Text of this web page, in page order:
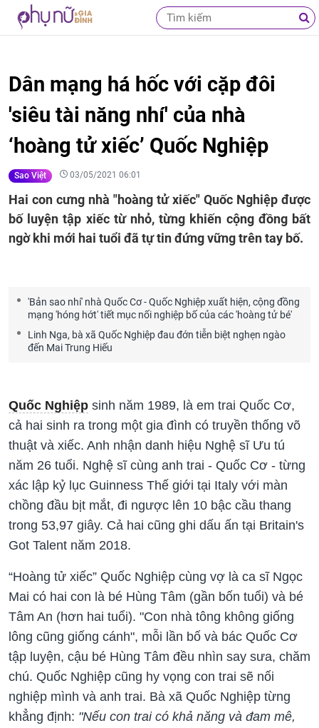
Dân mạng há hốc với cặp đôi
'siêu tài năng nhí' của nhà
‘hoàng tử xiếc’ Quốc Nghiệp
Sao Việt 03/05/2021 06:01
Hai con cưng nhà "hoàng tử xiếc" Quốc Nghiệp được
bố luyện tập xiếc từ nhỏ, từng khiến cộng đồng bất
ngờ khi mới hai tuổi đã tự tin đứng vững trên tay bố.
'Bản sao nhí' nhà Quốc Cơ - Quốc Nghiệp xuất hiện, cộng đồng
mạng 'hóng hớt' tiết mục nối nghiệp bố của các 'hoàng tử bé'
Linh Nga, bà xã Quốc Nghiệp đau đớn tiễn biệt nghẹn ngào
đến Mai Trung Hiếu
Quốc Nghiệp sinh năm 1989, là em trai Quốc Cơ,
cả hai sinh ra trong một gia đình có truyền thống võ
thuật và xiếc. Anh nhận danh hiệu Nghệ sĩ Ưu tú
năm 26 tuổi. Nghệ sĩ cùng anh trai - Quốc Cơ - từng
xác lập kỷ lục Guinness Thế giới tại Italy với màn
chồng đầu bịt mắt, đi ngược lên 10 bậc cầu thang
trong 53,97 giây. Cả hai cũng ghi dấu ấn tại Britain's
Got Talent năm 2018.
“Hoàng tử xiếc” Quốc Nghiệp cùng vợ là ca sĩ Ngọc
Mai có hai con là bé Hùng Tâm (gần bốn tuổi) và bé
Tâm An (hơn hai tuổi). "Con nhà tông không giống
lông cũng giống cánh", mỗi lần bố và bác Quốc Cơ
tập luyện, cậu bé Hùng Tâm đều nhìn say sưa, chăm
chú. Quốc Nghiệp cũng hy vọng con trai sẽ nối
nghiệp mình và anh trai. Bà xã Quốc Nghiệp từng
khẳng định: "Nếu con trai có khả năng và đam mê,